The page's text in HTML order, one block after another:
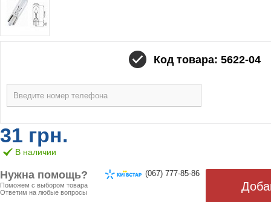
Код товара: 5622-04
31 грн.
В наличии
Нужна помощь?
Поможем с выбором товара
Ответим на любые вопросы
(067) 777-85-86